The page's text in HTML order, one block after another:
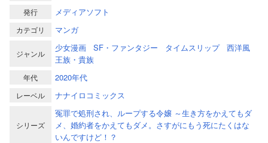
発行 メディアソフト
カテゴリ マンガ
ジャンル
少女漫画 SF・ファンタジー タイムスリップ
西洋風
王族・貴族
年代 2020年代
レーベル ナナイロコミックス
シリーズ
冤罪で処刑され、ループする令嬢 ～生き方をかえてもダ
メ、婚約者をかえてもダメ。さすがにもう死にたくはな
いんですけど！？